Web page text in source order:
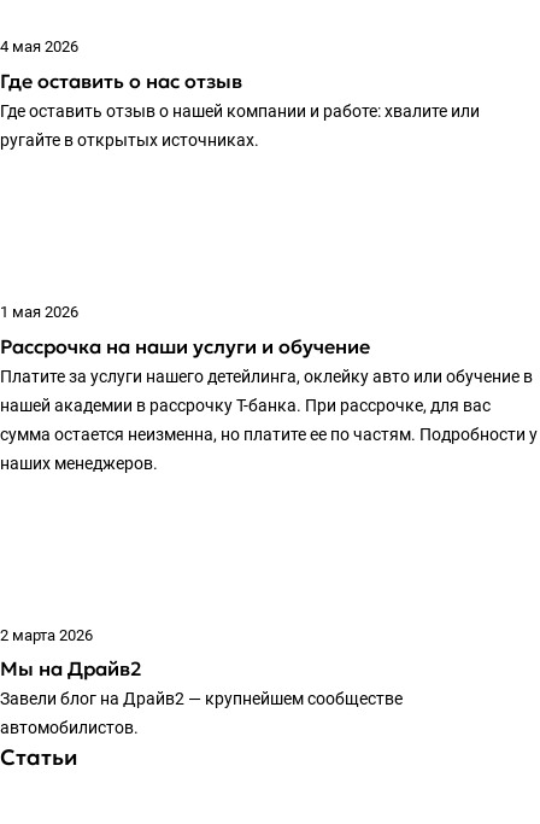
4 мая 2026
Где оставить о нас отзыв
Где оставить отзыв о нашей компании и работе: хвалите или
ругайте в открытых источниках.
1 мая 2026
Рассрочка на наши услуги и обучение
Платите за услуги нашего детейлинга, оклейку авто или обучение в
нашей академии в рассрочку Т-банка. При рассрочке, для вас
сумма остается неизменна, но платите ее по частям. Подробности у
наших менеджеров.
2 марта 2026
Мы на Драйв2
Завели блог на Драйв2 — крупнейшем сообществе
автомобилистов.
Статьи